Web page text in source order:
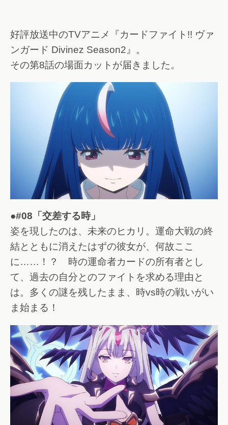
好評放送中のTVアニメ『カードファイト!! ヴァ
ンガード Divinez Season2』。
その第8話の場面カットが届きました。
●#08「交差する時」
姿を現したのは、未来のヒカリ。運命大戦の終
結とともに消えたはずの彼女が、何故ここ
に……！？ 時の運命者カードの所有者とし
て、過去の自分とのファイトを求める理由と
は。多くの謎を残したまま、時vs時の戦いがい
ま始まる！